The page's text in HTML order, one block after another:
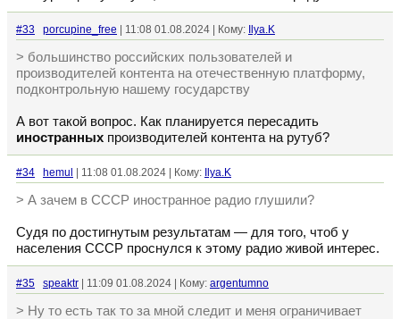
#33 porcupine_free | 11:08 01.08.2024 | Кому: Ilya.K
> большинство российских пользователей и
производителей контента на отечественную платформу,
подконтрольную нашему государству
А вот такой вопрос. Как планируется пересадить
иностранных производителей контента на рутуб?
#34 hemul | 11:08 01.08.2024 | Кому: Ilya.K
> А зачем в СССР иностранное радио глушили?
Судя по достигнутым результатам — для того, чтоб у
населения СССР проснулся к этому радио живой интерес.
#35 speaktr | 11:09 01.08.2024 | Кому: argentumno
> Ну то есть так то за мной следит и меня ограничивает